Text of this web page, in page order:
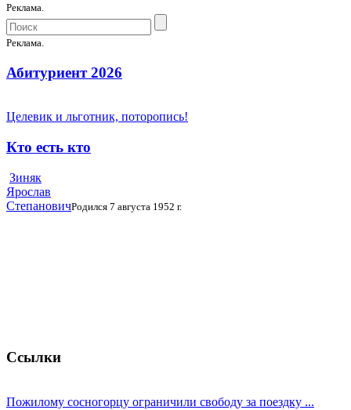
Реклама.
Реклама.
Абитуриент 2026
Целевик и льготник, поторопись!
Кто есть кто
Зиняк
Ярослав
СтепановичРодился 7 августа 1952 г.
Ссылки
Пожилому сосногорцу ограничили свободу за поездку ...